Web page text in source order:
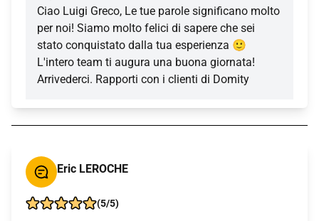
Ciao Luigi Greco, Le tue parole significano molto
per noi! Siamo molto felici di sapere che sei
stato conquistato dalla tua esperienza 🙂
L'intero team ti augura una buona giornata!
Arrivederci. Rapporti con i clienti di Domity
Eric LEROCHE
(5/5)